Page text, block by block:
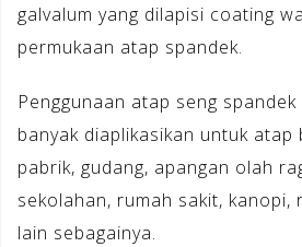
galvalum yang dilapisi coating
permukaan atap spandek.
Penggunaan atap seng
banyak diaplikasikan untuk
pabrik, gudang, apangan olah
sekolahan, rumah sakit, kanopi,
lain sebagainya.